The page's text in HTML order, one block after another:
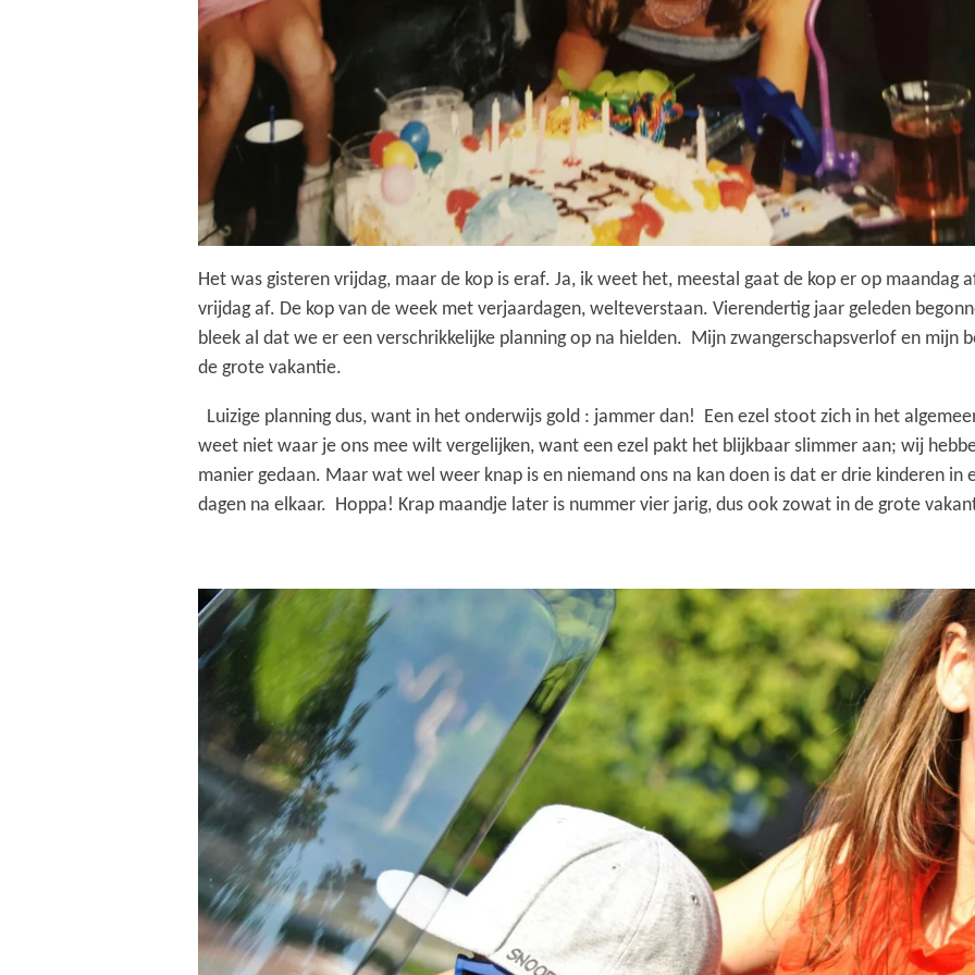
Het was gisteren vrijdag, maar de kop is eraf. Ja, ik weet het, meestal gaat de kop er op maandag
vrijdag af. De kop van de week met verjaardagen, welteverstaan. Vierendertig jaar geleden
bleek al dat we er een verschrikkelijke planning op na hielden. Mijn zwangerschapsverlof en mijn
de grote vakantie.
Luizige planning dus, want in het onderwijs gold : jammer dan! Een ezel stoot zich in het
weet niet waar je ons mee wilt vergelijken, want een ezel pakt het blijkbaar slimmer aan; wij
manier gedaan. Maar wat wel weer knap is en niemand ons na kan doen is dat er drie kinderen in
dagen na elkaar. Hoppa! Krap maandje later is nummer vier jarig, dus ook zowat in de grote